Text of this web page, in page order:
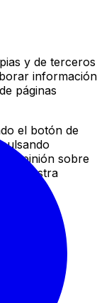
y de terceros
información
páginas
el botón de
opinión sobre
nuestra